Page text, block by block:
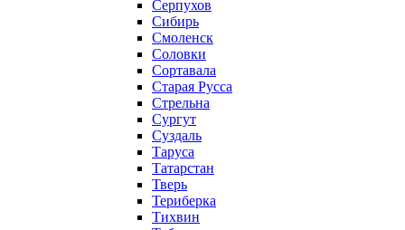
Серпухов
Сибирь
Смоленск
Соловки
Сортавала
Старая Русса
Стрельна
Сургут
Суздаль
Таруса
Татарстан
Тверь
Териберка
Тихвин